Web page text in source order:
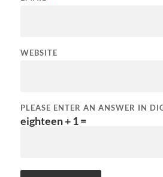
WEBSITE
PLEASE ENTER AN ANSWER IN
eighteen + 1 =